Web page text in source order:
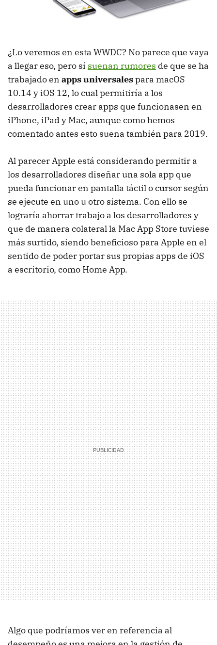
¿Lo veremos en esta WWDC? No parece que vaya
a llegar eso, pero sí suenan rumores de que se ha
trabajado en apps universalespara macOS
10.14 y iOS 12, lo cual permitiría a los
desarrolladores crear apps que funcionasen en
iPhone, iPad y Mac, aunque como hemos
comentado antes esto suena también para 2019.
Al parecer Apple está considerando permitir a
los desarrolladores diseñar una sola app que
pueda funcionar en pantalla táctil o cursor según
se ejecute en uno u otro sistema. Con ello se
lograría ahorrar trabajo a los desarrolladores y
que de manera colateral la Mac App Store tuviese
más surtido, siendo beneficioso para Apple en el
sentido de poder portar sus propias apps de iOS
a escritorio, como Home App.
Algo que podríamos ver en referencia al